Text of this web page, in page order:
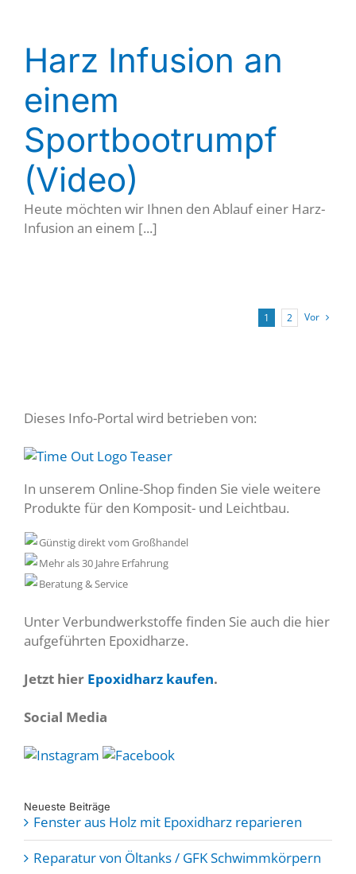
Harz Infusion an
einem
Sportbootrumpf
(Video)
Heute möchten wir Ihnen den Ablauf einer Harz-
Infusion an einem [...]
1 2 Vor
Dieses Info-Portal wird betrieben von:
In unserem Online-Shop finden Sie viele weitere
Produkte für den Komposit- und Leichtbau.
Günstig direkt vom Großhandel
Mehr als 30 Jahre Erfahrung
Beratung & Service
Unter Verbundwerkstoffe finden Sie auch die hier
aufgeführten Epoxidharze.
Jetzt hier Epoxidharz kaufen.
Social Media
Neueste Beiträge
Fenster aus Holz mit Epoxidharz reparieren
Reparatur von Öltanks / GFK Schwimmkörpern